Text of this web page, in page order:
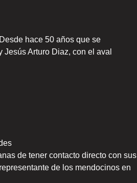
hace 50 años que se
Jesús Arturo Diaz, con el aval
de tener contacto directo con sus
de los mendocinos en